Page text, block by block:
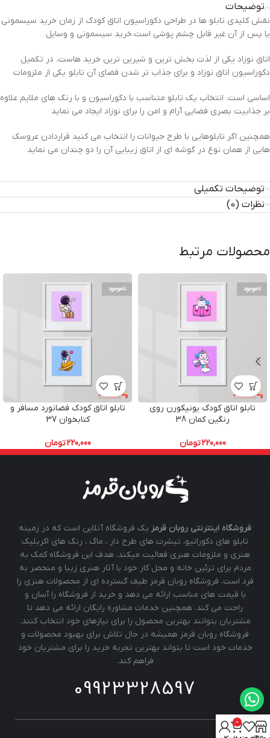
توضیحات
نقش کلیدی تابلو ها در طراحی دکوراسیون اتاق کودک از زمان خرید سیسمونی
یا پس از آن غیر قابل چشم پوشی است.خرید سیسمونی و وسایل
اتاق نوزاد یکی از لذت بخش ترین و شیرین ترین خرید هاست. در تکمیل
دکوراسیون اتاق نوزاد و برای جذاب تر شدن فضای آن تابلو یکی از ملزومات
اساسی است. انتخاب یک تابلو متناسب با دکوراسیون و با رنگ های ملایم علاوه
بر جذابیت بصری فضایی آرام و امن را برای نوزاد ایجاد می نماید
همچنین اگر تابلوهایی با طرح حیوانات را انتخاب می کنید قراردادن عروسک
هایی از همان نوع در گوشه ای از اتاق زیبایی آن را دو چندان می نماید
توضیحات تکمیلی
نظرات (0)
محصولات مرتبط
ناموجود
تابلو اتاق کودک یونیکورن روی
رنگین کمان 38
220,000تومان
ناموجود
تابلو اتاق کودک فضانورد مسافر و
کتابخوان 37
220,000تومان
فروشگاه اینترنتی روبان قرمز یک فروشگاه آنلاین است که در زمینه
تابلو های دکوراتیو، تیشرت های طرح دار ، ماگ ، رنگ های اکریلیک
هنری و ملزومات هنری فعالیت میکند. هدف این فروشگاه کمک به
مردم برای تزئین خانه و محل کار خود با آثار هنری زیبا و منحصر به
فرد است. فروشگاه روبان قرمز طیف گسترده ای از محصولات هنری را
با قیمت های مناسب ارائه می دهد و خرید از فروشگاه را آسان و
راحت می کند. همچنین خدمات مشاوره رایگان ارائه می دهد تا
مشتریان بتوانند بهترین محصول را برای نیازهای خود انتخاب کنند.
فروشگاه روبان قرمز همیشه در حال تلاش برای بهبود محصولات و
خدمات خود است تا بتواند بهترین تجربه خرید را برای مشتریان خود
فراهم کند.
09923328597
0